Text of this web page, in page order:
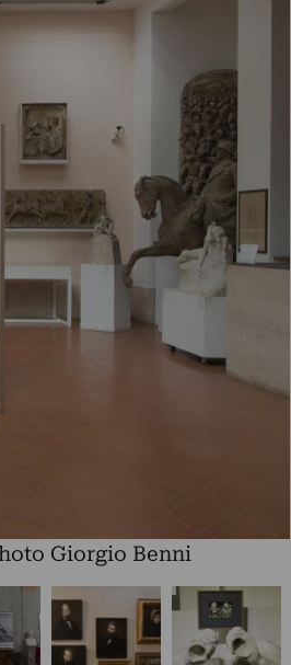
Giorgio Benni